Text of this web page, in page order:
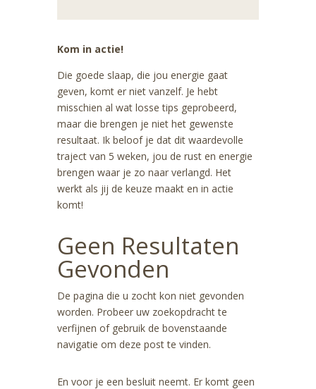
Kom in actie!
Die goede slaap, die jou energie gaat
geven, komt er niet vanzelf. Je hebt
misschien al wat losse tips geprobeerd,
maar die brengen je niet het gewenste
resultaat. Ik beloof je dat dit waardevolle
traject van 5 weken, jou de rust en energie
brengen waar je zo naar verlangd. Het
werkt als jij de keuze maakt en in actie
komt!
Geen Resultaten
Gevonden
De pagina die u zocht kon niet gevonden
worden. Probeer uw zoekopdracht te
verfijnen of gebruik de bovenstaande
navigatie om deze post te vinden.
En voor je een besluit neemt. Er komt geen